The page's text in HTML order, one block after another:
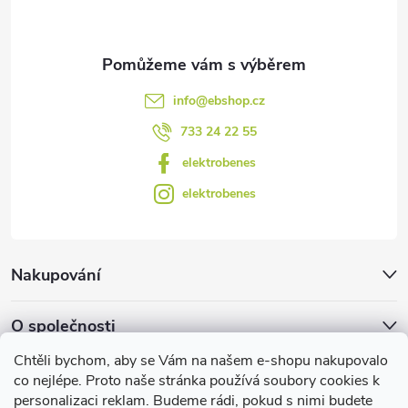
Chtěli bychom, aby se Vám na našem e-shopu nakupovalo
co nejlépe. Proto naše stránka používá soubory cookies k
personalizaci reklam. Budeme rádi, pokud s nimi budete
Nakupování
O společnosti
Facebook
info@ebshop.cz
733 24 22 55
elektrobenes
elektrobenes